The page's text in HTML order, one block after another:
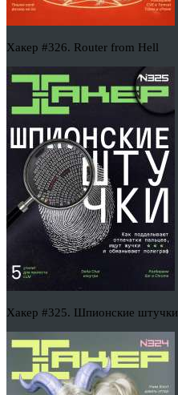
Хакер #326. Router from Hell
Хакер #325. Шпионские штучки